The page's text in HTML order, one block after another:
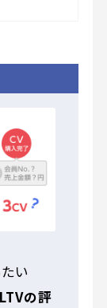
い
LTVの評